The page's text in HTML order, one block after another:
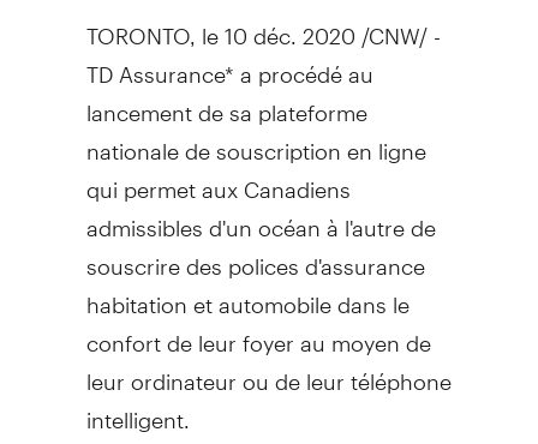
TORONTO, le 10 déc. 2020 /CNW/ -
TD Assurance* a procédé au
lancement de sa plateforme
nationale de souscription en ligne
qui permet aux Canadiens
admissibles d'un océan à l'autre de
souscrire des polices d'assurance
habitation et automobile dans le
confort de leur foyer au moyen de
leur ordinateur ou de leur téléphone
intelligent.